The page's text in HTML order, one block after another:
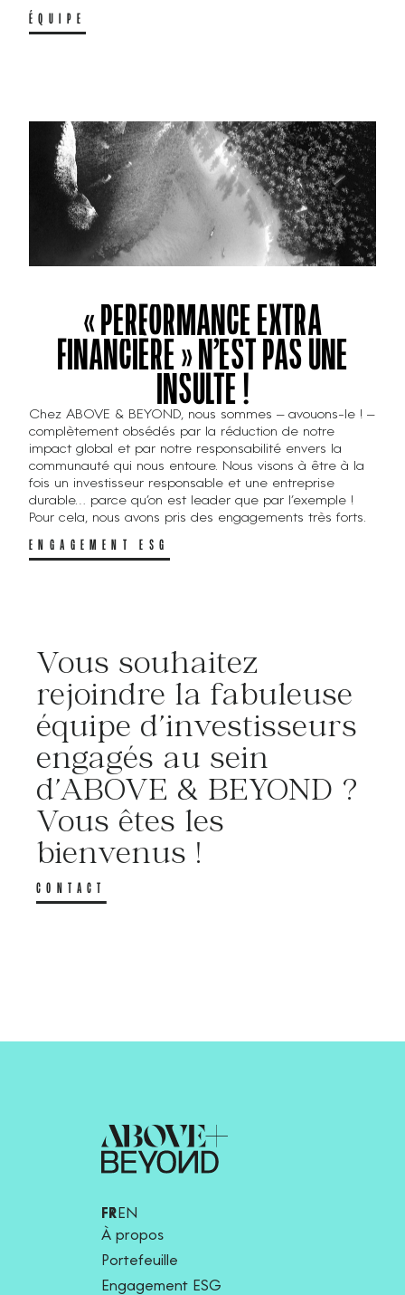
ÉQUIPE
« PERFORMANCE EXTRA
FINANCIÈRE » N’EST PAS UNE
INSULTE !
Chez ABOVE & BEYOND, nous sommes – avouons-le ! –
complètement obsédés par la réduction de notre
impact global et par notre responsabilité envers la
communauté qui nous entoure. Nous visons à être à la
fois un investisseur responsable et une entreprise
durable… parce qu’on est leader que par l’exemple !
Pour cela, nous avons pris des engagements très forts.
ENGAGEMENT ESG
Vous souhaitez
rejoindre la fabuleuse
équipe d’investisseurs
engagés au sein
d’ABOVE & BEYOND ?
Vous êtes les
bienvenus !
CONTACT
FREN
À propos
Portefeuille
Engagement ESG